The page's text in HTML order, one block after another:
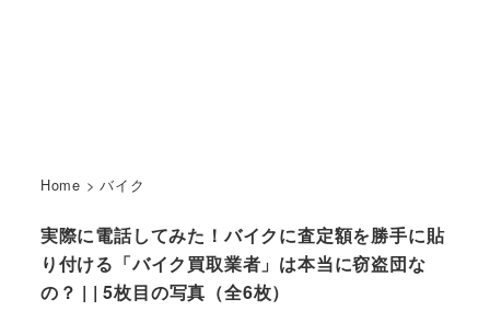
Home >バイク
実際に電話してみた！バイクに査定額を勝手に貼
り付ける「バイク買取業者」は本当に窃盗団な
の？ | | 5枚目の写真（全6枚）